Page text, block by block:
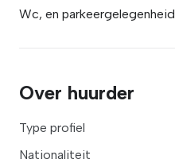
Wc, en parkeergelegenheid
Over huurder
Type profiel
Nationaliteit